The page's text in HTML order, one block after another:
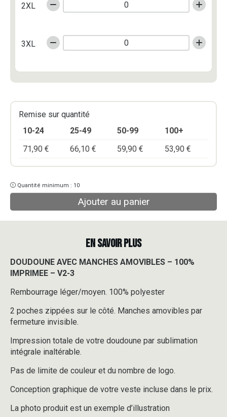
2XL
3XL
Remise sur quantité
10-24
25-49 50-99
100+
71,90 € 66,10 € 59,90 € 53,90 €
Quantité minimum : 10
Ajouter au panier
EN SAVOIR PLUS
DOUDOUNE AVEC MANCHES AMOVIBLES – 100%
IMPRIMEE – V2-3
Rembourrage léger/moyen. 100% polyester
2 poches zippées sur le côté. Manches amovibles par
fermeture invisible.
Impression totale de votre doudoune par sublimation
intégrale inaltérable.
Pas de limite de couleur et du nombre de logo.
Conception graphique de votre veste incluse dans le prix.
La photo produit est un exemple d’illustration